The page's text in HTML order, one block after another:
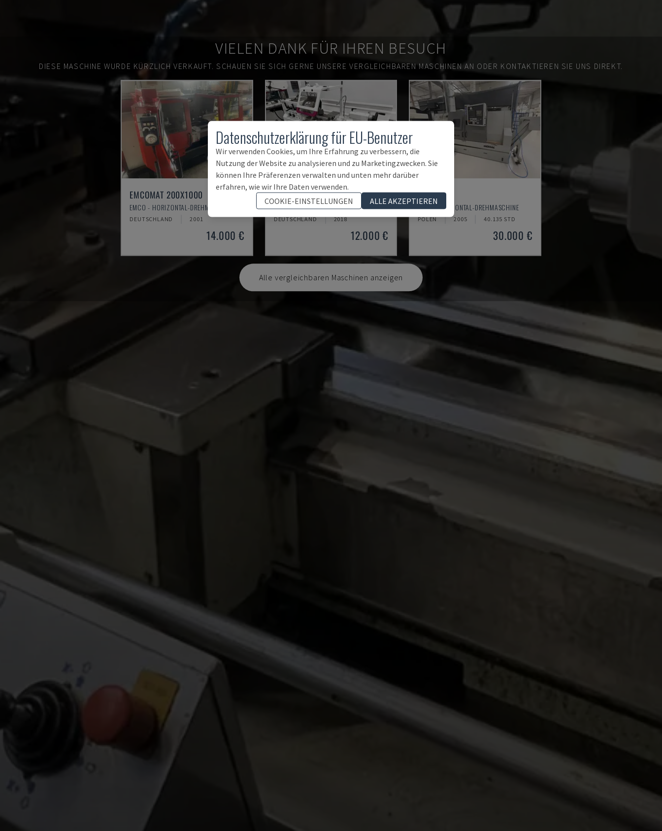
VIELEN DANK FÜR IHREN BESUCH
DIESE MASCHINE WURDE KÜRZLICH VERKAUFT. SCHAUEN SIE SICH GERNE UNSERE VERGLEICHBAREN MASCHINEN AN ODER KONTAKTIEREN SIE UNS DIREKT.
EMCOMAT 200X1000
EMCO - HORIZONTAL-DREHMASCHINE
DEUTSCHLAND 2001
14.000 €
TH 4610
OPTIMUM - HORIZONTAL-DREHMASCHINE
DEUTSCHLAND 2018
12.000 €
TBI-520
CMZ - HORIZONTAL-DREHMASCHINE
POLEN 2005 40.135 STD
30.000 €
Alle vergleichbaren Maschinen anzeigen
Datenschutzerklärung für EU-Benutzer
Wir verwenden Cookies, um Ihre Erfahrung zu verbessern, die
Nutzung der Website zu analysieren und zu Marketingzwecken. Sie
können Ihre Präferenzen verwalten und unten mehr darüber
erfahren, wie wir Ihre Daten verwenden.
COOKIE-EINSTELLUNGEN
ALLE AKZEPTIEREN